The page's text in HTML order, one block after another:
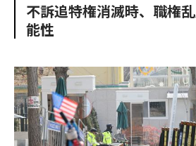
不訴追特権消滅時、職権
能性